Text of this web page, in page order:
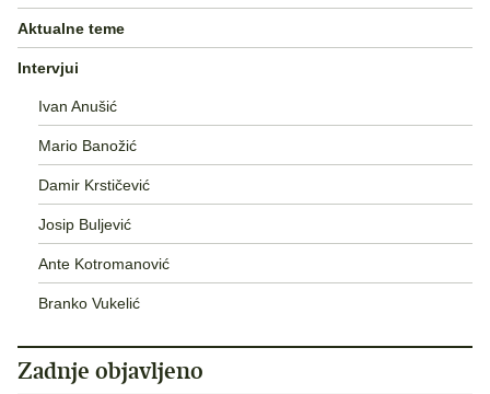
Aktualne teme
Intervjui
Ivan Anušić
Mario Banožić
Damir Krstičević
Josip Buljević
Ante Kotromanović
Branko Vukelić
Zadnje objavljeno